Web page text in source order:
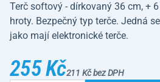
Terč softový - dírkovaný 36 cm, +
hroty. Bezpečný typ terče. Jedná
jako mají elektronické terče.
255 Kč211 Kč bez DPH